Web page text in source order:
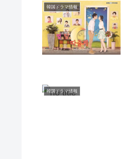
韓国ドラマ情報
韓国ドラマ情報